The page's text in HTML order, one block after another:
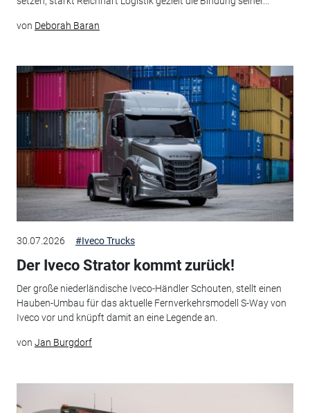
von Deborah Baran
30.07.2026 #Iveco Trucks
Der Iveco Strator kommt zurück!
Der große niederländische Iveco-Händler Schouten, stellt einen
Hauben-Umbau für das aktuelle Fernverkehrsmodell S-Way von
Iveco vor und knüpft damit an eine Legende an.
von Jan Burgdorf